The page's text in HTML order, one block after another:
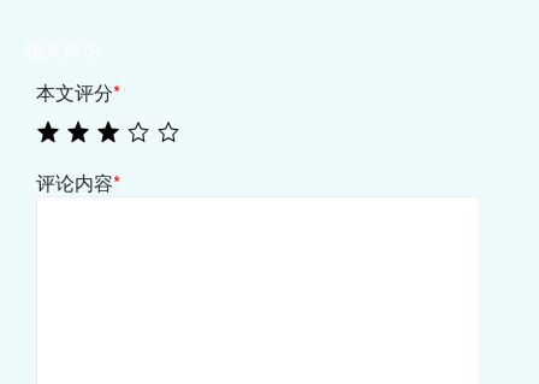
本文评分*
评论内容*